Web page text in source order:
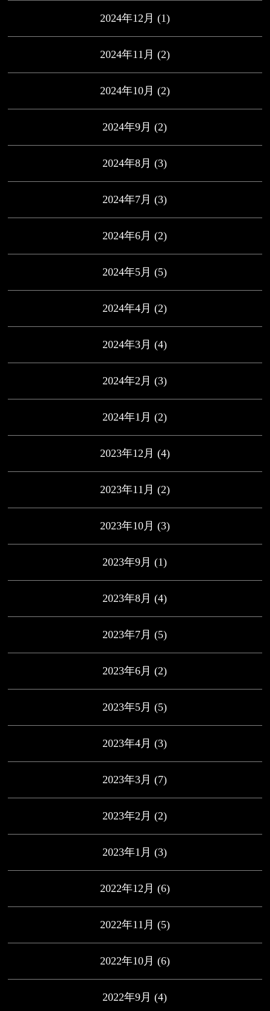
2024年12月 (1)
2024年11月 (2)
2024年10月 (2)
2024年9月 (2)
2024年8月 (3)
2024年7月 (3)
2024年6月 (2)
2024年5月 (5)
2024年4月 (2)
2024年3月 (4)
2024年2月 (3)
2024年1月 (2)
2023年12月 (4)
2023年11月 (2)
2023年10月 (3)
2023年9月 (1)
2023年8月 (4)
2023年7月 (5)
2023年6月 (2)
2023年5月 (5)
2023年4月 (3)
2023年3月 (7)
2023年2月 (2)
2023年1月 (3)
2022年12月 (6)
2022年11月 (5)
2022年10月 (6)
2022年9月 (4)